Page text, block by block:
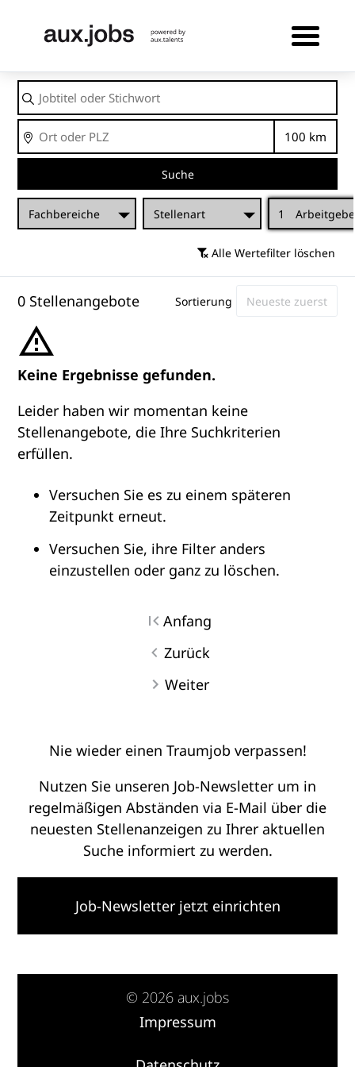
Jobtitel
oder
Stichwort
Ort
Suche
Fachbereiche Stellenart 1
Alle Wertefilter löschen
0 Stellenangebote Sortierung
Keine Ergebnisse gefunden.
Leider haben wir momentan keine
Stellenangebote, die Ihre Suchkriterien
erfüllen.
Versuchen Sie es zu einem späteren
Zeitpunkt erneut.
Versuchen Sie, ihre Filter anders
einzustellen oder ganz zu löschen.
Anfang
Zurück
Weiter
Nie wieder einen Traumjob verpassen!
Nutzen Sie unseren Job-Newsletter um in
regelmäßigen Abständen via E-Mail über die
neuesten Stellenanzeigen zu Ihrer aktuellen
Suche informiert zu werden.
Job-Newsletter jetzt einrichten
© 2026 aux.jobs
Impressum